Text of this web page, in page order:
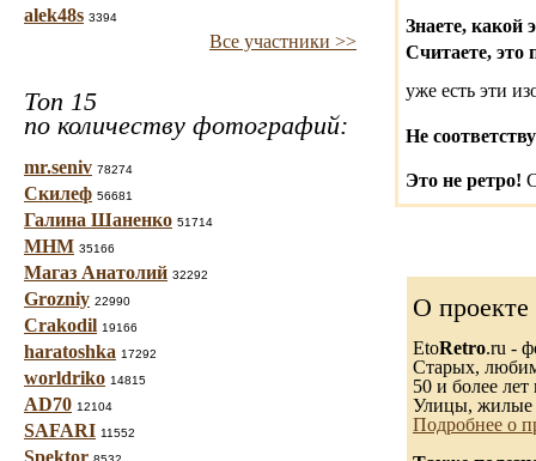
alek48s 3394
Все участники >>
Топ 15
по количеству фотографий:
mr.seniv 78274
Скилеф 56681
Галина Шаненко 51714
МНМ 35166
Магаз Анатолий 32292
Grozniy 22990
Crakodil 19166
haratoshka 17292
worldriko 14815
AD70 12104
SAFARI 11552
Spektor
Знаете, какой
Считаете, это
уже есть эти
Не
Это не ретро!
О проекте
EtoRetro.ru -
Старых,
50 и более лет
Улицы, жилые
Подробнее о